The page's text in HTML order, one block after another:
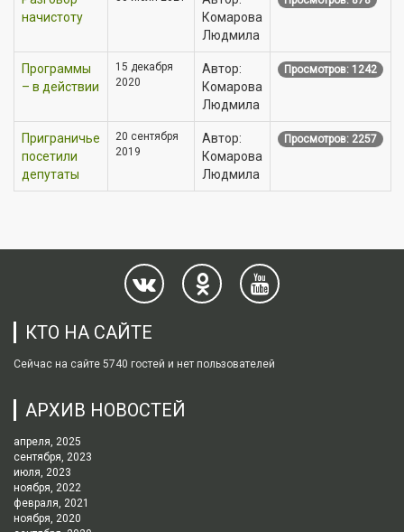
начистоту
Комарова
Людмила
Программы
– в действии
15 декабря
2020
Автор:
Комарова
Людмила
Просмотров: 1242
Приграничье
посетили
депутаты
20 сентября
2019
Автор:
Комарова
Людмила
Просмотров: 2257
КТО НА САЙТЕ
Сейчас на сайте 5740 гостей и нет пользователей
АРХИВ НОВОСТЕЙ
апреля, 2025
сентября, 2023
июля, 2023
ноября, 2022
февраля, 2021
ноября, 2020